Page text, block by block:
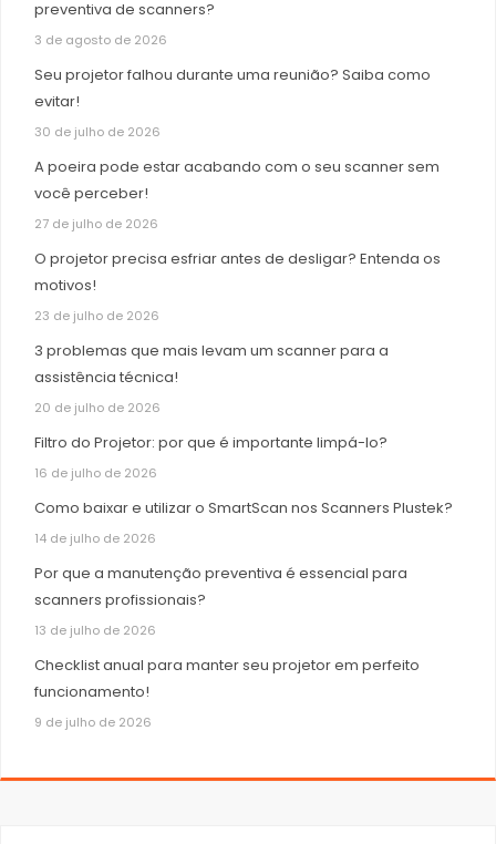
preventiva de scanners?
3 de agosto de 2026
Seu projetor falhou durante uma reunião? Saiba como
evitar!
30 de julho de 2026
A poeira pode estar acabando com o seu scanner sem
você perceber!
27 de julho de 2026
O projetor precisa esfriar antes de desligar? Entenda os
motivos!
23 de julho de 2026
3 problemas que mais levam um scanner para a
assistência técnica!
20 de julho de 2026
Filtro do Projetor: por que é importante limpá-lo?
16 de julho de 2026
Como baixar e utilizar o SmartScan nos Scanners Plustek?
14 de julho de 2026
Por que a manutenção preventiva é essencial para
scanners profissionais?
13 de julho de 2026
Checklist anual para manter seu projetor em perfeito
funcionamento!
9 de julho de 2026